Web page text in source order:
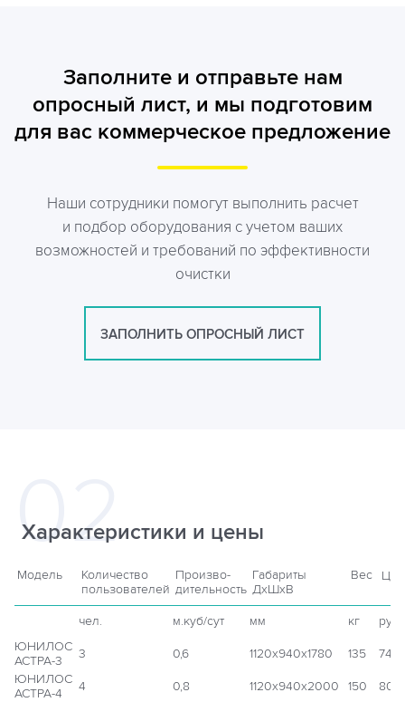
Заполните и отправьте нам
опросный лист, и мы подготовим
для вас коммерческое предложение
Наши сотрудники помогут выполнить расчет
и подбор оборудования с учетом ваших
возможностей и требований по эффективности
очистки
ЗАПОЛНИТЬ ОПРОСНЫЙ ЛИСТ
Характеристики и цены
Модель
Количество
пользователей
Произво-
дительность
Габариты
ДхШхВ
Вес
чел. м.куб/сут мм кг
руб
ЮНИЛОС
АСТРА-3
3 0,6 1120x940x1780 135
74
ЮНИЛОС
АСТРА-4
4 0,8 1120x940x2000 150
80